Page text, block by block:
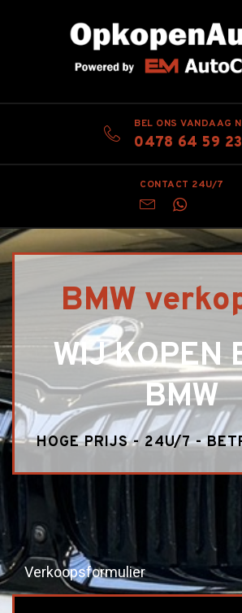
BEL ONS VANDAAG
0478 64 59 23
CONTACT 24U/7
BMW
WIJ KOPEN
BMW
HOGE PRIJS - 24U/7 -
Verkoopsformulier